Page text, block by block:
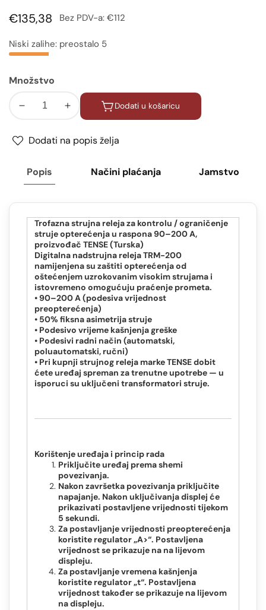
Uobičajena
€135,38 Bez PDV-a: €112
Niski zalihe: preostalo 5
Množstvo
Smanjiti
za
nadproudno
mjestnim
LED
zaslonom
TRM-
200
Povećati
za
nadproudno
mjestnim
LED
zaslonom
TRM-
200
Dodati u košaricu
Dodati na popis želja
Popis Načini plaćanja Jamstvo
Trofazna strujna releja za kontrolu / ograničenje
struje opterećenja u raspona 90–200 A,
proizvođač TENSE (Turska)
Digitalna nadstrujna releja TRM-200
namijenjena su zaštiti opterećenja od
oštećenjem uzrokovanim visokim strujama i
istovremeno omogućuju praćenje prometa.
• 90–200 A (podesiva vrijednost
preopterećenja)
• 50% fiksna asimetrija struje
• Podesivo vrijeme kašnjenja greške
• Podesivi radni način (automatski,
poluautomatski, ručni)
• Pri kupnji strujnog releja marke TENSE dobit
ćete uređaj spreman za trenutne upotrebe — u
isporuci su uključeni transformatori struje.
Korištenje uređaja i princip rada
Priključite uređaj prema shemi
povezivanja.
Nakon završetka povezivanja priključite
napajanje. Nakon uključivanja displej će
prikazivati postavljene vrijednosti tijekom
5 sekundi.
Za postavljanje vrijednosti preopterećenja
koristite regulator „A>“. Postavljena
vrijednost se prikazuje na na lijevom
displeju.
Za postavljanje vremena kašnjenja
koristite regulator „t“. Postavljena
vrijednost također se prikazuje na lijevom
na displeju.